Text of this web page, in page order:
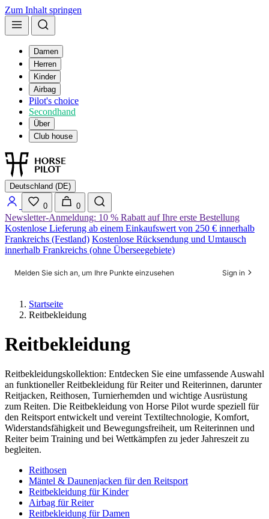
Zum Inhalt springen
Damen
Herren
Kinder
Airbag
Pilot's choice
Secondhand
Über
Club house
Deutschland (DE)
0 0
Newsletter-Anmeldung: 10 % Rabatt auf Ihre erste Bestellung
Kostenlose Lieferung ab einem Einkaufswert von 250 € innerhalb
Frankreichs (Festland) Kostenlose Rücksendung und Umtausch
innerhalb Frankreichs (ohne Überseegebiete)
Melden Sie sich an, um Ihre Punkte einzusehen Sign in
Startseite
Reitbekleidung
Reitbekleidung
Reitbekleidungskollektion: Entdecken Sie eine umfassende Auswahl
an funktioneller Reitbekleidung für Reiter und Reiterinnen, darunter
Reitjacken, Reithosen, Turnierhemden und wichtige Ausrüstung
zum Reiten. Die Reitbekleidung von Horse Pilot wurde speziell für
den Reitsport entwickelt und vereint Textiltechnologie, Komfort,
Widerstandsfähigkeit und Bewegungsfreiheit, um Reiterinnen und
Reiter beim Training und bei Wettkämpfen zu jeder Jahreszeit zu
begleiten.
Reithosen
Mäntel & Daunenjacken für den Reitsport
Reitbekleidung für Kinder
Airbag für Reiter
Reitbekleidung für Damen